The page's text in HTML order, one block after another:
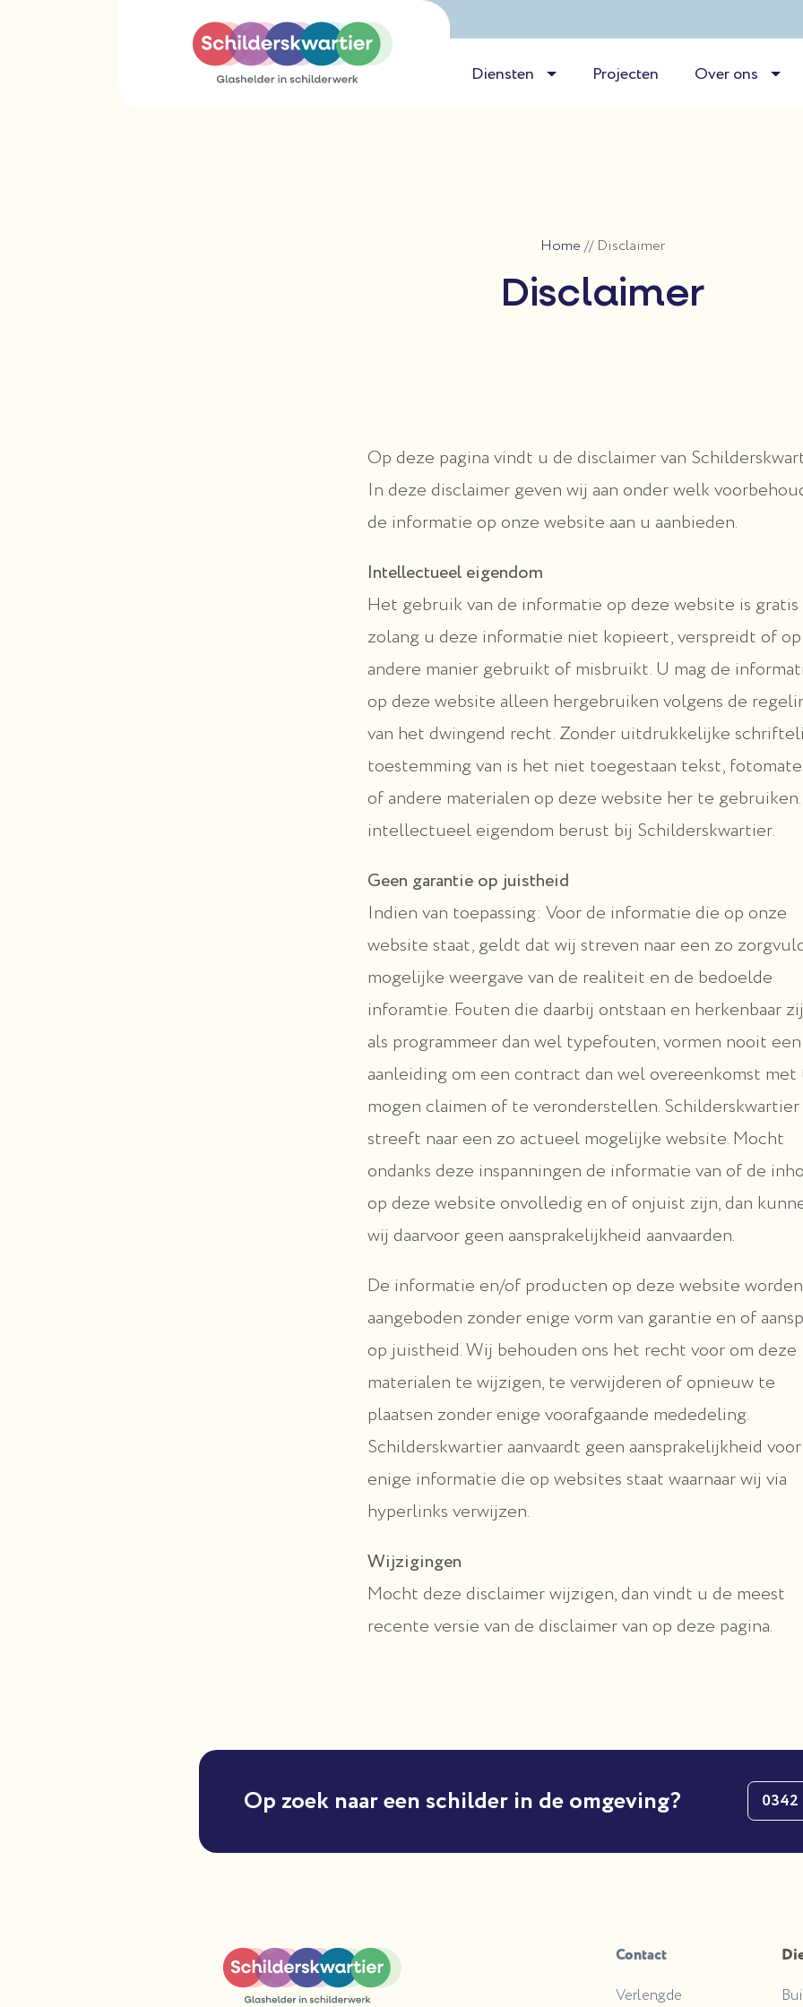
Diensten Projecten Over ons
Home // Disclaimer
Disclaimer
Op deze pagina vindt u de disclaimer van
In deze disclaimer geven wij aan onder welk
de informatie op onze website aan u aanbieden.
Intellectueel eigendom
Het gebruik van de informatie op deze website is gratis
zolang u deze informatie niet kopieert, verspreidt of
andere manier gebruikt of misbruikt. U mag de
op deze website alleen hergebruiken volgens de
van het dwingend recht. Zonder uitdrukkelijke
toestemming van is het niet toegestaan tekst,
of andere materialen op deze website her te
intellectueel eigendom berust bij Schilderskwartier.
Geen garantie op juistheid
Indien van toepassing: Voor de informatie die op onze
website staat, geldt dat wij streven naar een zo
mogelijke weergave van de realiteit en de bedoelde
inforamtie. Fouten die daarbij ontstaan en herkenbaar
als programmeer dan wel typefouten, vormen nooit een
aanleiding om een contract dan wel overeenkomst met
mogen claimen of te veronderstellen. Schilderskwartier
streeft naar een zo actueel mogelijke website. Mocht
ondanks deze inspanningen de informatie van of de
op deze website onvolledig en of onjuist zijn, dan
wij daarvoor geen aansprakelijkheid aanvaarden.
De informatie en/of producten op deze website worden
aangeboden zonder enige vorm van garantie en of
op juistheid. Wij behouden ons het recht voor om deze
materialen te wijzigen, te verwijderen of opnieuw te
plaatsen zonder enige voorafgaande mededeling.
Schilderskwartier aanvaardt geen aansprakelijkheid voor
enige informatie die op websites staat waarnaar wij via
hyperlinks verwijzen.
Wijzigingen
Mocht deze disclaimer wijzigen, dan vindt u de meest
recente versie van de disclaimer van op deze pagina.
Op zoek naar een schilder in de omgeving?
Contact
Verlengde